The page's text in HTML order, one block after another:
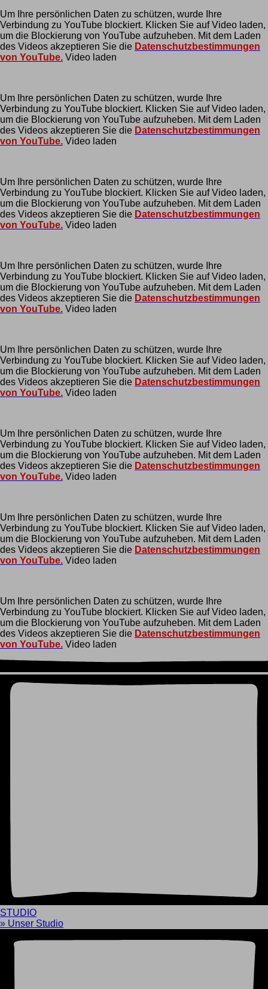
Um Ihre persönlichen Daten zu schützen, wurde Ihre
Verbindung zu YouTube blockiert. Klicken Sie auf Video laden,
um die Blockierung von YouTube aufzuheben. Mit dem Laden
des Videos akzeptieren Sie die Datenschutzbestimmungen
von YouTube. Video laden
Um Ihre persönlichen Daten zu schützen, wurde Ihre
Verbindung zu YouTube blockiert. Klicken Sie auf Video laden,
um die Blockierung von YouTube aufzuheben. Mit dem Laden
des Videos akzeptieren Sie die Datenschutzbestimmungen
von YouTube. Video laden
Um Ihre persönlichen Daten zu schützen, wurde Ihre
Verbindung zu YouTube blockiert. Klicken Sie auf Video laden,
um die Blockierung von YouTube aufzuheben. Mit dem Laden
des Videos akzeptieren Sie die Datenschutzbestimmungen
von YouTube. Video laden
Um Ihre persönlichen Daten zu schützen, wurde Ihre
Verbindung zu YouTube blockiert. Klicken Sie auf Video laden,
um die Blockierung von YouTube aufzuheben. Mit dem Laden
des Videos akzeptieren Sie die Datenschutzbestimmungen
von YouTube. Video laden
Um Ihre persönlichen Daten zu schützen, wurde Ihre
Verbindung zu YouTube blockiert. Klicken Sie auf Video laden,
um die Blockierung von YouTube aufzuheben. Mit dem Laden
des Videos akzeptieren Sie die Datenschutzbestimmungen
von YouTube. Video laden
Um Ihre persönlichen Daten zu schützen, wurde Ihre
Verbindung zu YouTube blockiert. Klicken Sie auf Video laden,
um die Blockierung von YouTube aufzuheben. Mit dem Laden
des Videos akzeptieren Sie die Datenschutzbestimmungen
von YouTube. Video laden
Um Ihre persönlichen Daten zu schützen, wurde Ihre
Verbindung zu YouTube blockiert. Klicken Sie auf Video laden,
um die Blockierung von YouTube aufzuheben. Mit dem Laden
des Videos akzeptieren Sie die Datenschutzbestimmungen
von YouTube. Video laden
Um Ihre persönlichen Daten zu schützen, wurde Ihre
Verbindung zu YouTube blockiert. Klicken Sie auf Video laden,
um die Blockierung von YouTube aufzuheben. Mit dem Laden
des Videos akzeptieren Sie die Datenschutzbestimmungen
von YouTube. Video laden
STUDIO
» Unser Studio